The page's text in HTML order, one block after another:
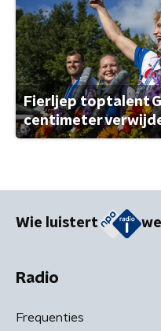
Fierljep toptalent
centimeter
Wie luistert
Radio
Frequenties